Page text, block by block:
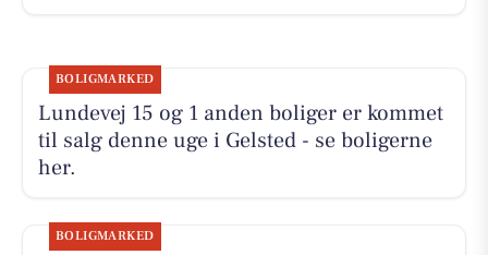
BOLIGMARKED
Lundevej 15 og 1 anden boliger er kommet
til salg denne uge i Gelsted - se boligerne
her.
BOLIGMARKED